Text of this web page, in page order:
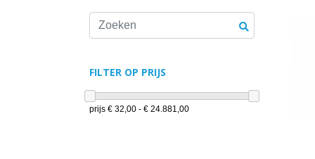
FILTER OP PRIJS
prijs € 32,00 - € 24.881,00